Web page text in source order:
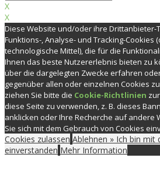
X
X
Diese Website und/oder ihre Drittanbieter-
Funktions-, Analyse- und Tracking-Cookies
technologische Mittel), die für die
Ihnen das beste Nutzererlebnis bieten zu
über die dargelegten Zwecke erfahren
gegenüber allen oder einzelnen Cookies
ziehen Sie bitte die Cookie-Richtlinien
diese Seite zu verwenden, z. B. dieses
anklicken oder Ihre Recherche auf andere
Sie sich mit dem Gebrauch von Cookies
Cookies zulassen Ablehnen » Ich bin mit
einverstanden Mehr Information